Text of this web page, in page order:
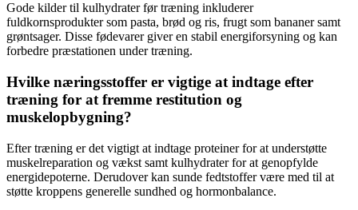
Gode kilder til kulhydrater før træning inkluderer
fuldkornsprodukter som pasta, brød og ris, frugt som bananer samt
grøntsager. Disse fødevarer giver en stabil energiforsyning og kan
forbedre præstationen under træning.
Hvilke næringsstoffer er vigtige at indtage efter
træning for at fremme restitution og
muskelopbygning?
Efter træning er det vigtigt at indtage proteiner for at understøtte
muskelreparation og vækst samt kulhydrater for at genopfylde
energidepoterne. Derudover kan sunde fedtstoffer være med til at
støtte kroppens generelle sundhed og hormonbalance.